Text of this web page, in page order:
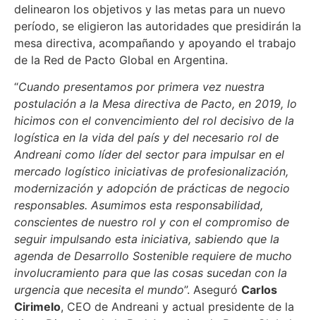
delinearon los objetivos y las metas para un nuevo
período, se eligieron las autoridades que presidirán la
mesa directiva, acompañando y apoyando el trabajo
de la Red de Pacto Global en Argentina.
“Cuando presentamos por primera vez nuestra
postulación a la Mesa directiva de Pacto, en 2019, lo
hicimos con el convencimiento del rol decisivo de la
logística en la vida del país y del necesario rol de
Andreani como líder del sector para impulsar en el
mercado logístico iniciativas de profesionalización,
modernización y adopción de prácticas de negocio
responsables. Asumimos esta responsabilidad,
conscientes de nuestro rol y con el compromiso de
seguir impulsando esta iniciativa, sabiendo que la
agenda de Desarrollo Sostenible requiere de mucho
involucramiento para que las cosas sucedan con la
urgencia que necesita el mundo”. Aseguró Carlos
Cirimelo, CEO de Andreani y actual presidente de la